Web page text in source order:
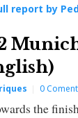
report by
0
the